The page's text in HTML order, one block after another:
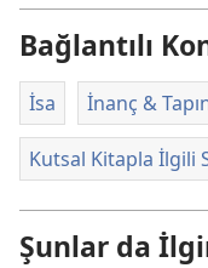
Bağlantılı
İsa İnanç &
Kutsal Kitapla İlgili
Şunlar da